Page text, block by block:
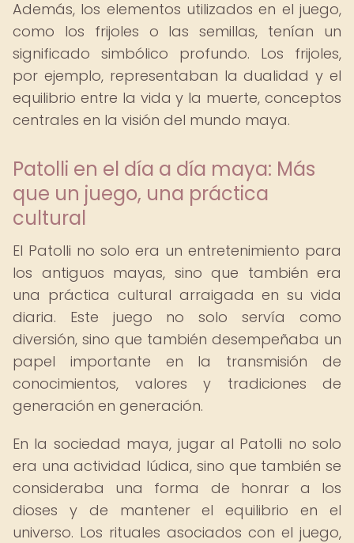
Además, los elementos utilizados en el juego,
como los frijoles o las semillas, tenían un
significado simbólico profundo. Los frijoles,
por ejemplo, representaban la dualidad y el
equilibrio entre la vida y la muerte, conceptos
centrales en la visión del mundo maya.
Patolli en el día a día maya: Más
que un juego, una práctica
cultural
El Patolli no solo era un entretenimiento para
los antiguos mayas, sino que también era
una práctica cultural arraigada en su vida
diaria. Este juego no solo servía como
diversión, sino que también desempeñaba un
papel importante en la transmisión de
conocimientos, valores y tradiciones de
generación en generación.
En la sociedad maya, jugar al Patolli no solo
era una actividad lúdica, sino que también se
consideraba una forma de honrar a los
dioses y de mantener el equilibrio en el
universo. Los rituales asociados con el juego,